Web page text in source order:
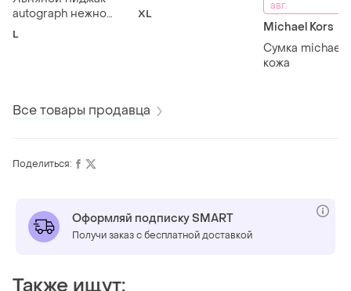
autograph нежно
розовый
L
XL
авг.
Michael Kors
Сумка michael
кожа
Все товары продавца
Поделиться:
Оформляй подписку SMART
Получи заказ с бесплатной доставкой
Также ищут: